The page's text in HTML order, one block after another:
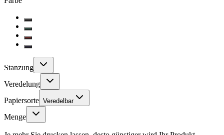
Stanzung
Veredelung
Papiersorte Veredelbar
Menge